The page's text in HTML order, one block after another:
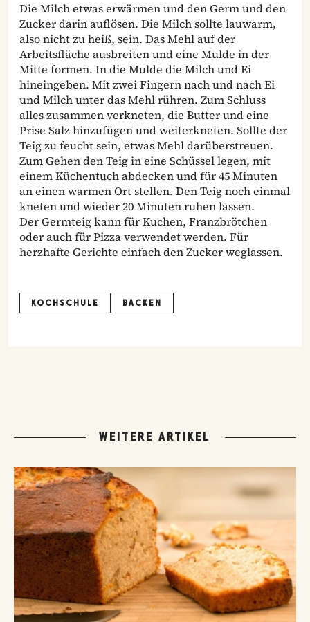
Die Milch etwas erwärmen und den Germ und den
Zucker darin auflösen. Die Milch sollte lauwarm,
also nicht zu heiß, sein. Das Mehl auf der
Arbeitsfläche ausbreiten und eine Mulde in der
Mitte formen. In die Mulde die Milch und Ei
hineingeben. Mit zwei Fingern nach und nach Ei
und Milch unter das Mehl rühren. Zum Schluss
alles zusammen verkneten, die Butter und eine
Prise Salz hinzufügen und weiterkneten. Sollte der
Teig zu feucht sein, etwas Mehl darüberstreuen.
Zum Gehen den Teig in eine Schüssel legen, mit
einem Küchentuch abdecken und für 45 Minuten
an einen warmen Ort stellen. Den Teig noch einmal
kneten und wieder 20 Minuten ruhen lassen.
Der Germteig kann für Kuchen, Franzbrötchen
oder auch für Pizza verwendet werden. Für
herzhafte Gerichte einfach den Zucker weglassen.
KOCHSCHULE BACKEN
WEITERE ARTIKEL